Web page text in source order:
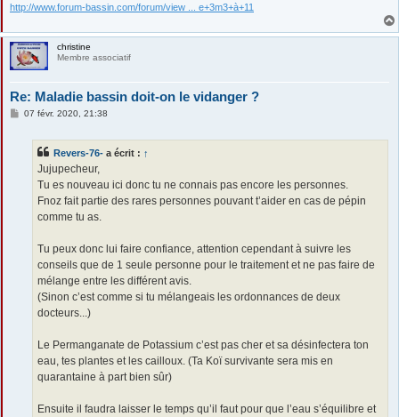
http://www.forum-bassin.com/forum/view ... e+3m3+à+11
christine
Membre associatif
Re: Maladie bassin doit-on le vidanger ?
M07 févr. 2020, 21:38
Revers-76- a écrit : ↑
Jujupecheur,
Tu es nouveau ici donc tu ne connais pas encore les personnes.
Fnoz fait partie des rares personnes pouvant t’aider en cas de pépin
comme tu as.
Tu peux donc lui faire confiance, attention cependant à suivre les
conseils que de 1 seule personne pour le traitement et ne pas faire de
mélange entre les différent avis.
(Sinon c’est comme si tu mélangeais les ordonnances de deux
docteurs...)
Le Permanganate de Potassium c’est pas cher et sa désinfectera ton
eau, tes plantes et les cailloux. (Ta Koï survivante sera mis en
quarantaine à part bien sûr)
Ensuite il faudra laisser le temps qu’il faut pour que l’eau s’équilibre et